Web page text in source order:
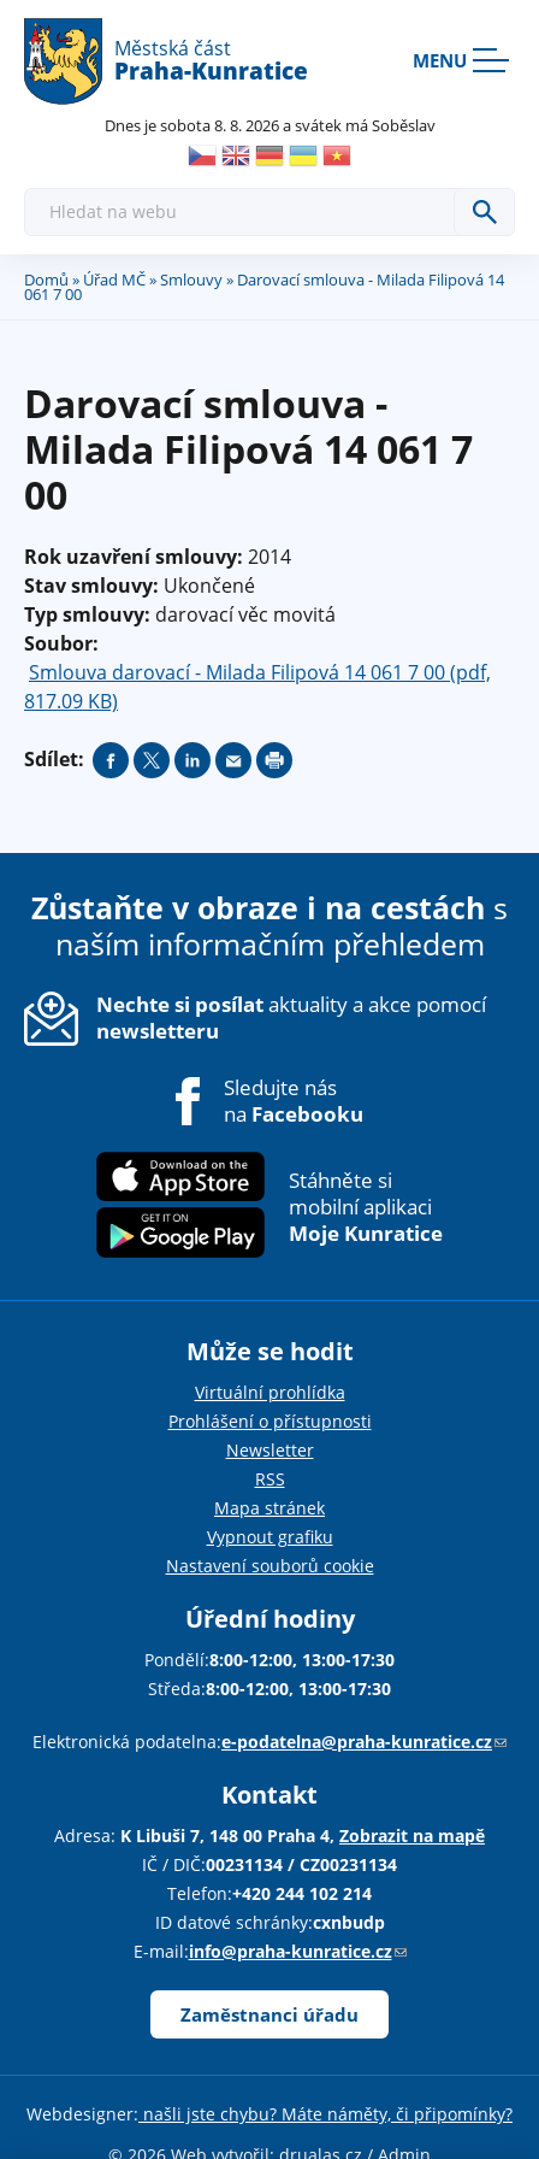
Městská část
Praha-Kunratice
Dnes je sobota 8. 8. 2026 a svátek má Soběslav
a
t
MENU
Jste
Domů » Úřad MČ»Smlouvy» Darovací smlouva - Milada Filipová 14
061 7 00
Darovací smlouva -
Milada Filipová 14 061 7
00
Rok uzavření smlouvy: 2014
Stav smlouvy: Ukončené
Typ smlouvy: darovací věc movitá
Soubor:
Smlouva darovací - Milada Filipová 14 061 7 00 (pdf,
817.09 KB)
Sdílet:
Zůstaňte v obraze i na cestách s
naším informačním přehledem
Nechte si posílataktuality a akce pomocí
newsletteru
Sledujte nás
na Facebooku
Stáhněte si
mobilní aplikaci
Moje Kunratice
Může se hodit
Virtuální prohlídka
Prohlášení o přístupnosti
Newsletter
RSS
Mapa stránek
Vypnout grafiku
Nastavení souborů cookie
Úřední hodiny
Pondělí:8:00-12:00, 13:00-17:30
Středa:8:00-12:00, 13:00-17:30
Elektronická podatelna:e-podatelna@praha-kunratice.cz(
-
Kontakt
Adresa: K Libuši 7, 148 00 Praha 4, Zobrazit na mapě
IČ / DIČ:00231134 / CZ00231134
Telefon:+420 244 102 214
ID datové schránky:cxnbudp
E-mail:info@praha-kunratice.cz(
o
d
Zaměstnanci úřadu
Webdesigner: našli jste chybu? Máte náměty, či připomínky?